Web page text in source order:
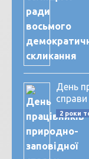
День
справи
2 роки